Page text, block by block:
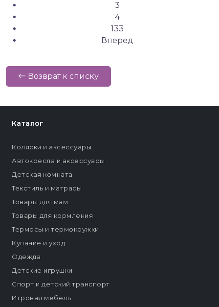
3
4
133
Вперед
Возврат к списку
Каталог
Коляски и аксессуары
Автокресла и аксессуары
Детская комната
Текстиль и матрасы
Товары для мам
Товары для кормления
Термосы и термокружки
Купание и уход
Одежда
Детские игрушки
Спорт и детский транспорт
Игровая мебель